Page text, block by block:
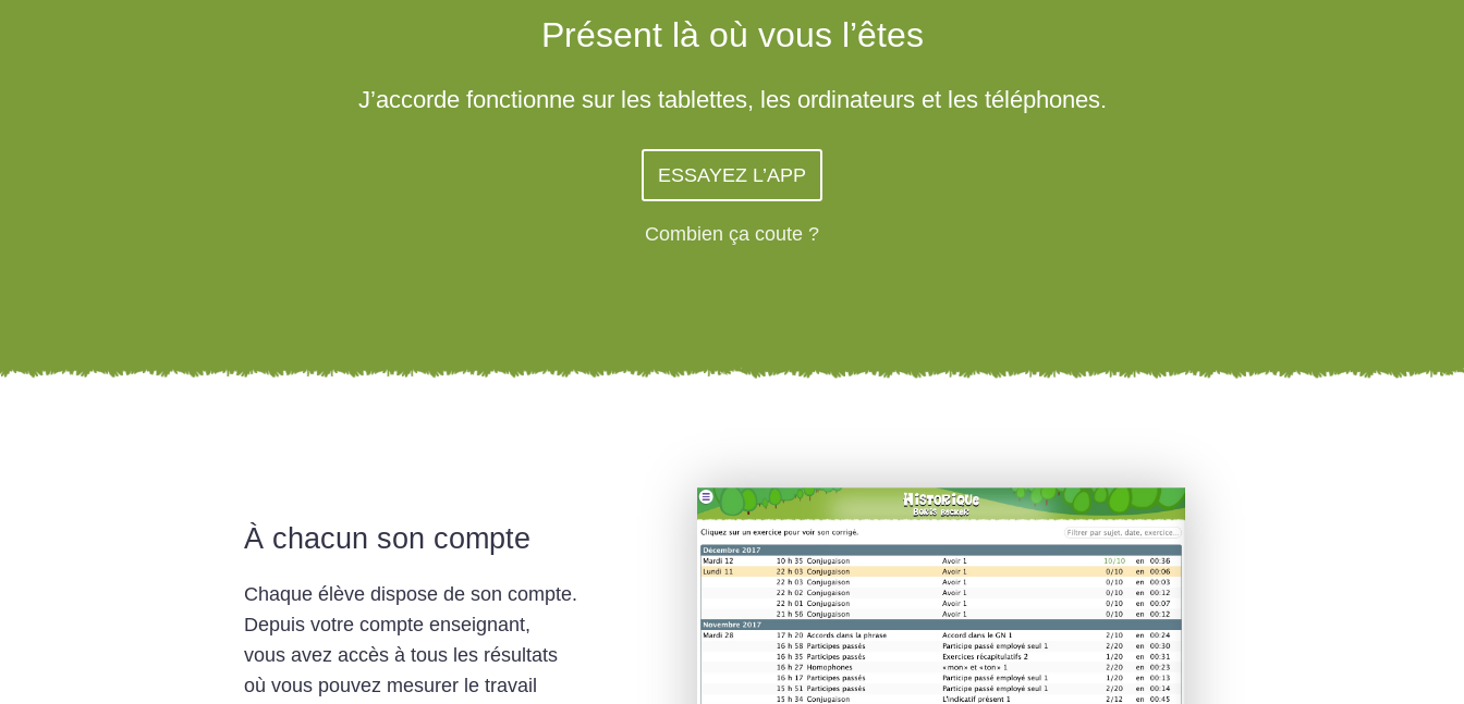
Présent là où vous l’êtes
J’accorde fonctionne sur les tablettes, les ordinateurs et les téléphones.
ESSAYEZ L’APP
Combien ça coute ?
À chacun son compte
Chaque élève dispose de son compte.
Depuis votre compte enseignant,
vous avez accès à tous les résultats
où vous pouvez mesurer le travail